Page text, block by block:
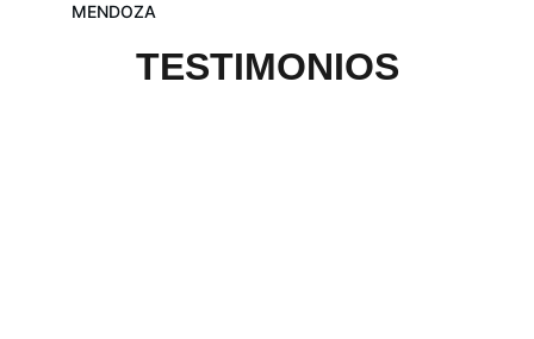
MENDOZA
TESTIMONIOS